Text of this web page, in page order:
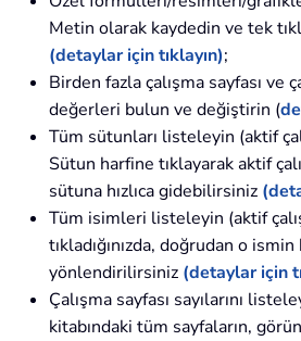
Metin olarak kaydedin ve tek
(detaylar için tıklayın);
Birden fazla çalışma sayfası ve
değerleri bulun ve değiştirin (
Tüm sütunları listeleyin (aktif
Sütun harfine tıklayarak aktif
sütuna hızlıca gidebilirsiniz
Tüm isimleri listeleyin (aktif
tıkladığınızda, doğrudan o
yönlendirilirsiniz (detaylar için
Çalışma sayfası sayılarını
kitabındaki tüm sayfaların,